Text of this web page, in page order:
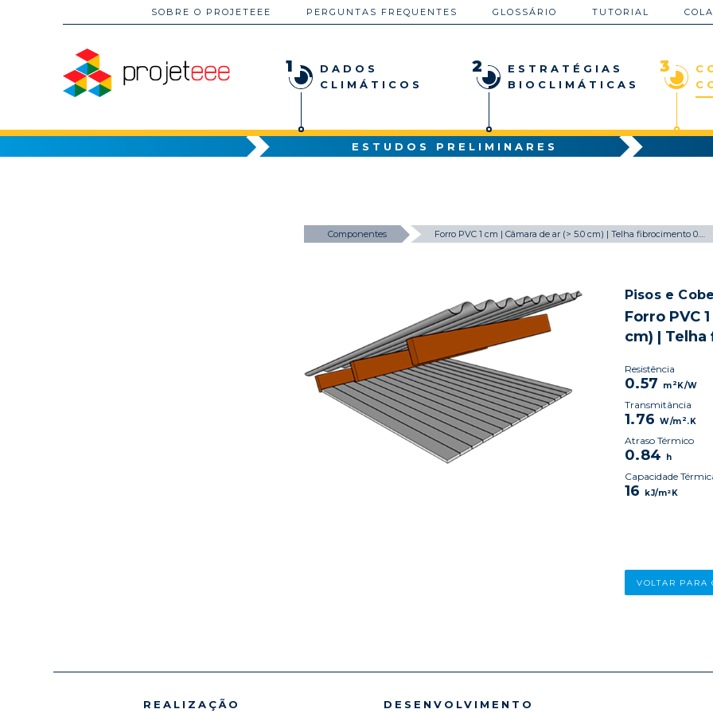
SOBRE O PROJETEEE PERGUNTAS FREQUENTES GLOSSÁRIO TUTORIAL
1
DADOS
CLIMÁTICOS
2
ESTRATÉGIAS
BIOCLIMÁTICAS
3
ESTUDOS PRELIMINARES
Componentes Forro PVC 1 cm | Câmara de ar (> 5.0 cm) | Telha fibrocimento 0.8 cm
Pisos e
Forro PVC
cm) |
Resistência
0.57 m 2K/W
Transmitância
1.76W/m 2.K
Atraso Térmico
0.84 h
Capacidade
16 kJ/m²K
VOLTAR PARA
REALIZAÇÃO DESENVOLVIMENTO